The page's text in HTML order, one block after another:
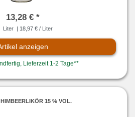
13,28 € *
Liter | 18,97 € / Liter
anzeigen
Lieferzeit 1-2 Tage**
15 % VOL.